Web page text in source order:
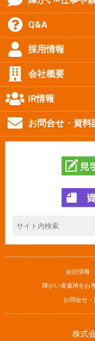
Q&A
採用情報
会社概要
IR情報
お問合せ・資料
会社情報
障がい者雇用をお
お問合せ
株式